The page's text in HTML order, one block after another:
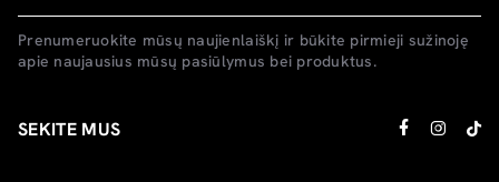
Prenumeruokite mūsų naujienlaiškį ir būkite pirmieji sužinoję
apie naujausius mūsų pasiūlymus bei produktus.
SEKITE MUS